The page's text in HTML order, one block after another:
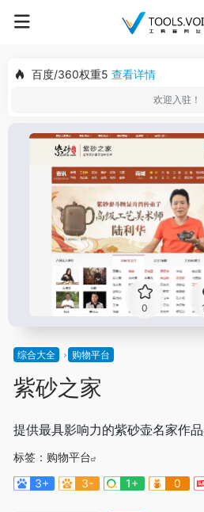
百度/360权重5 查看详情
欢迎入驻！
0
综合大全 购物平台
紫砂之家
提供最具影响力的紫砂壶名家作
标签： 购物平台
3+
3- 1+ 0